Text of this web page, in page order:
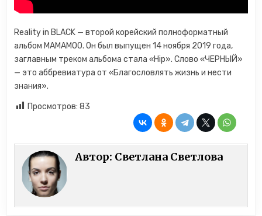
Reality in BLACK — второй корейский полноформатный
альбом MAMAMOO. Он был выпущен 14 ноября 2019 года,
заглавным треком альбома стала «Hip». Слово «ЧЕРНЫЙ»
— это аббревиатура от «Благословлять жизнь и нести
знания».
Просмотров: 83
Автор: Светлана Светлова